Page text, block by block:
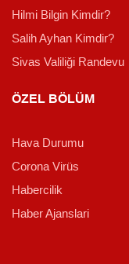
Hilmi Bilgin Kimdir?
Salih Ayhan Kimdir?
Sivas Valiliği Randevu
ÖZEL BÖLÜM
Hava Durumu
Corona Virüs
Habercilik
Haber Ajanslari